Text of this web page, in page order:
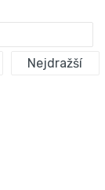
Nejdražší